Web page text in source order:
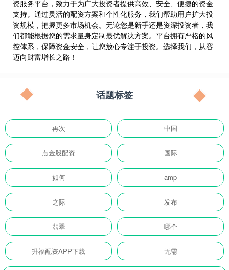
资服务平台，致力于为广大投资者提供高效、安全、便捷的资金
支持。通过灵活的配资方案和个性化服务，我们帮助用户扩大投
资规模，把握更多市场机会。无论您是新手还是资深投资者，我
们都能根据您的需求量身定制最优解决方案。平台拥有严格的风
控体系，保障资金安全，让您放心专注于投资。选择我们，从容
迈向财富增长之路！
话题标签
再次 中国
点金股配资 国际
如何 amp
之际 发布
翡翠 哪个
升福配资APP下载 无需